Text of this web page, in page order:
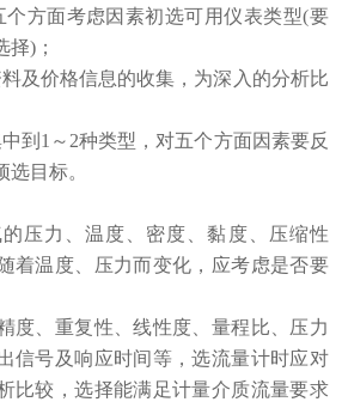
个方面考虑因素初选可用仪表类型(要
)；
及价格信息的收集，为深入的分析比
到1～2种类型，对五个方面因素要反
目标。
压力、温度、密度、黏度、压缩性
着温度、压力而变化，应考虑是否要
度、重复性、线性度、量程比、压力
信号及响应时间等，选流量计时应对
比较，选择能满足计量介质流量要求